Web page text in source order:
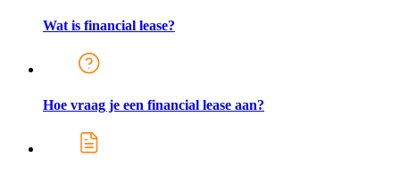
Wat is financial lease?
Hoe vraag je een financial lease aan?